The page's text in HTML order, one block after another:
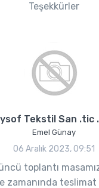
Teşekkürler
Tekstil San .tic
Emel Günay
06 Aralık 2023, 09:51
toplantı
zamanında